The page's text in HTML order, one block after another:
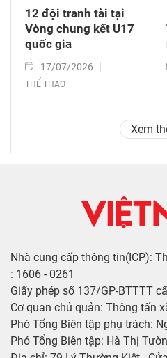
12 đội tranh tài tại
Vòng chung kết U17
quốc gia
17/07/2026
THỂ THAO
Xem
Nhà cung cấp thông tin(ICP):
: 1606 - 0261
Giấy phép số 137/GP-BTTTT
Cơ quan chủ quản: Thông tấn
Phó Tổng Biên tập phụ trách:
Phó Tổng Biên tập: Hà Thị